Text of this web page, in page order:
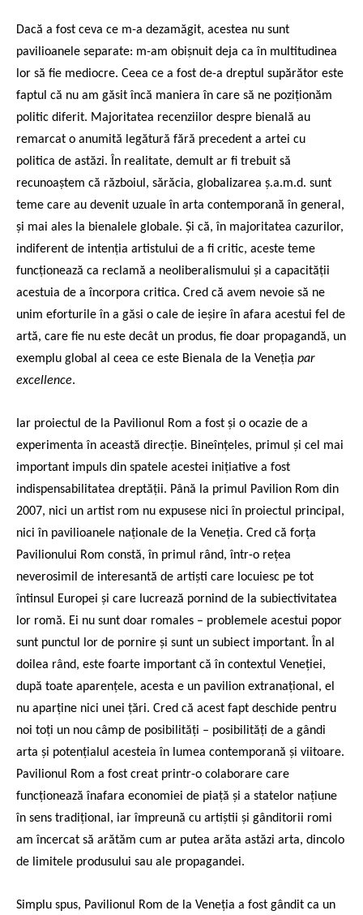
Dacă a fost ceva ce m-a dezamăgit, acestea nu sunt
pavilioanele separate: m-am obișnuit deja ca în multitudinea
lor să fie mediocre. Ceea ce a fost de-a dreptul supărător este
faptul că nu am găsit încă maniera în care să ne poziționăm
politic diferit. Majoritatea recenziilor despre bienală au
remarcat o anumită legătură fără precedent a artei cu
politica de astăzi. În realitate, demult ar fi trebuit să
recunoaștem că războiul, sărăcia, globalizarea ș.a.m.d. sunt
teme care au devenit uzuale în arta contemporană în general,
și mai ales la bienalele globale. Și că, în majoritatea cazurilor,
indiferent de intenția artistului de a fi critic, aceste teme
funcționează ca reclamă a neoliberalismului și a capacității
acestuia de a încorpora critica. Cred că avem nevoie să ne
unim eforturile în a găsi o cale de ieșire în afara acestui fel de
artă, care fie nu este decât un produs, fie doar propagandă, un
exemplu global al ceea ce este Bienala de la Veneția par
excellence.
Iar proiectul de la Pavilionul Rom a fost și o ocazie de a
experimenta în această direcție. Bineînțeles, primul și cel mai
important impuls din spatele acestei inițiative a fost
indispensabilitatea dreptății. Până la primul Pavilion Rom din
2007, nici un artist rom nu expusese nici în proiectul principal,
nici în pavilioanele naționale de la Veneția. Cred că forța
Pavilionului Rom constă, în primul rând, într-o rețea
neverosimil de interesantă de artiști care locuiesc pe tot
întinsul Europei și care lucrează pornind de la subiectivitatea
lor romă. Ei nu sunt doar romales – problemele acestui popor
sunt punctul lor de pornire și sunt un subiect important. În al
doilea rând, este foarte important că în contextul Veneției,
după toate aparențele, acesta e un pavilion extranațional, el
nu aparține nici unei țări. Cred că acest fapt deschide pentru
noi toți un nou câmp de posibilități – posibilități de a gândi
arta și potențialul acesteia în lumea contemporană și viitoare.
Pavilionul Rom a fost creat printr-o colaborare care
funcționează înafara economiei de piață și a statelor națiune
în sens tradițional, iar împreună cu artiștii și gânditorii romi
am încercat să arătăm cum ar putea arăta astăzi arta, dincolo
de limitele produsului sau ale propagandei.
Simplu spus, Pavilionul Rom de la Veneția a fost gândit ca un